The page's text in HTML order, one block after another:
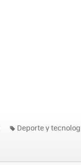
Deporte y